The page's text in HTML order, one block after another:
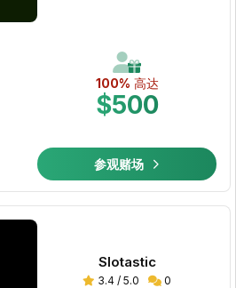
100% 高达
$500
参观赌场
Slotastic
3.4 / 5.0 0